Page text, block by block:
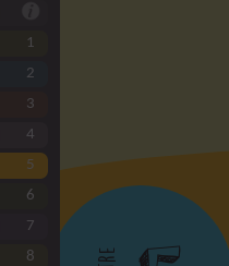
1
2
3
4
5
Faire circuler les infos
6
Eviter l’attente
7
8
Les urgences